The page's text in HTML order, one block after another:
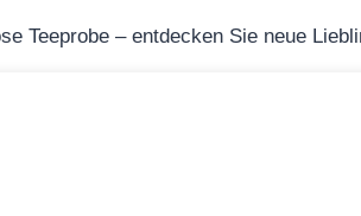
Teeprobe – entdecken Sie neue